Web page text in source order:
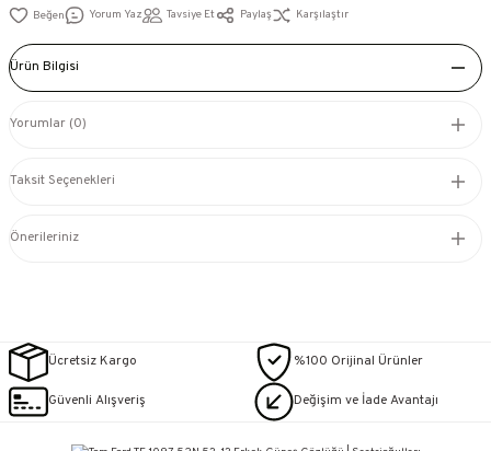
Yorum Yaz Tavsiye Et Paylaş Karşılaştır
Ürün Bilgisi
Yorumlar (0)
Taksit Seçenekleri
Önerileriniz
Ücretsiz Kargo %100 Orijinal Ürünler
Güvenli Alışveriş Değişim ve İade Avantajı